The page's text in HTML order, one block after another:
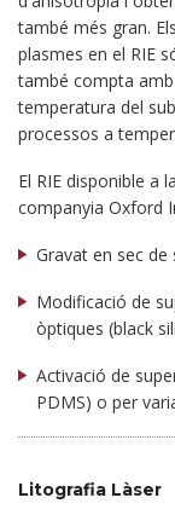
també més gran.
plasmes en el RIE
també compta
temperatura del
processos a
El RIE disponible a
companyia Oxford
Gravat en sec de
Modificació de
òptiques (black
Activació de
PDMS) o per
Litografia Làser